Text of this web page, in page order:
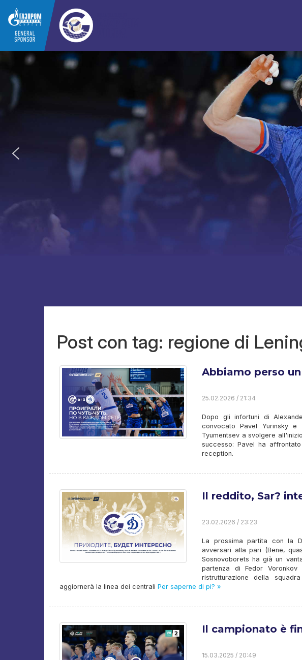
Post con tag: regione di
Abbiamo perso
25.02.2026 / 21:34
Dopo gli infortuni di
convocato Pavel Yurinsky
Tyumentsev a svolgere
successo: Pavel ha
reception.
Il reddito, Sar?
23.02.2026 / 23:23
La prossima partita con la
avversari alla pari (Bene,
Sosnovoborets ha già un
partenza di Fedor
ristrutturazione della
aggiornerà la linea dei centrali Per saperne di pi? »
Il campionato è
15.03.2025 / 20:49